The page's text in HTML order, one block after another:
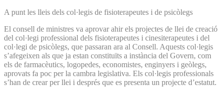
A punt les lleis dels col·legis de fisioterapeutes i de psicòlegs
El consell de ministres va aprovar ahir els projectes de llei de creació
del col·legi professional dels fisioterapeutes i cinesiterapeutes i del
col·legi de psicòlegs, que passaran ara al Consell. Aquests col·legis
s’afegeixen als que ja estan constituïts a instància del Govern, com
els de farmacèutics, logopedes, economistes, enginyers i geòlegs,
aprovats fa poc per la cambra legislativa. Els col·legis professionals
s’han de crear per llei i després que es presenta un projecte d’estatut.